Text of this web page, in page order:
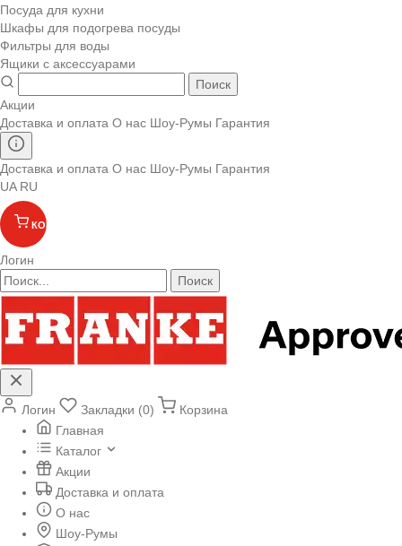
Посуда для кухни
Шкафы для подогрева посуды
Фильтры для воды
Ящики с аксессуарами
Поиск
Акции
Доставка и оплата О нас Шоу-Румы Гарантия
Доставка и оплата О нас Шоу-Румы Гарантия
UA RU
КОРЗИНА
Логин
Поиск
Логин Закладки (0)
Корзина
Главная
Каталог
Акции
Доставка и оплата
О нас
Шоу-Румы